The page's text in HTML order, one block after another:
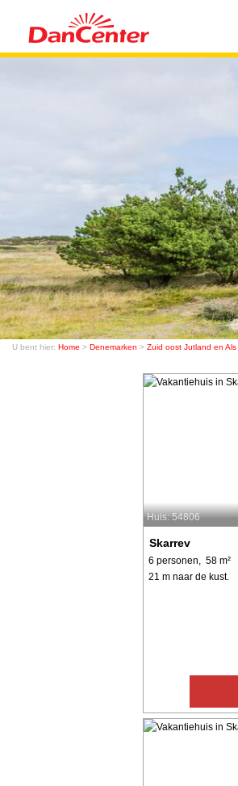
U bent hier: Home > Denemarken > Zuid oost Jutland en Als
Huis: 54806
Skarrev
6 personen, 58 m²
21 m naar de kust.